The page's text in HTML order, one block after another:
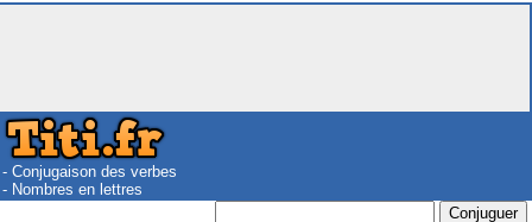
- Conjugaison des verbes
- Nombres en lettres